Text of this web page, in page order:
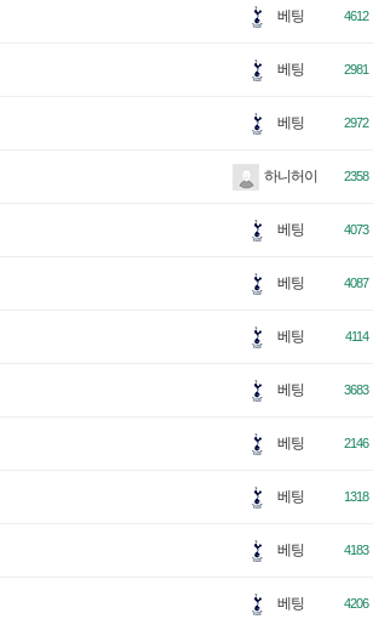
베팅 4612
베팅 2981
베팅 2972
하니허이 2358
베팅 4073
베팅 4087
베팅 4114
베팅 3683
베팅 2146
베팅 1318
베팅 4183
베팅 4206